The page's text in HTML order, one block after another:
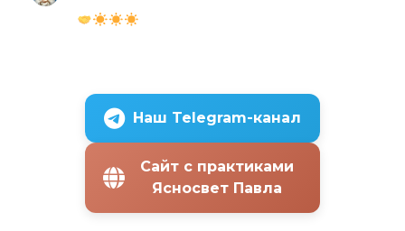
Наш Telegram-канал
Сайт с практиками
Ясносвет Павла